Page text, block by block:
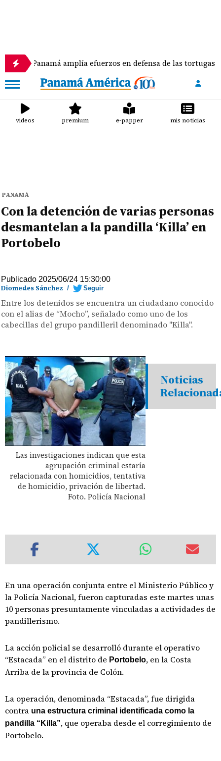
amplía efuerzos en defensa de las tortugas marinas
videos premium e-papper mis noticias
PANAMÁ
Con la detención de varias personas
desmantelan a la pandilla ‘Killa’ en
Portobelo
Publicado 2025/06/24 15:30:00
Diomedes Sánchez / Seguir
Entre los detenidos se encuentra un ciudadano conocido
con el alias de “Mocho”, señalado como uno de los
cabecillas del grupo pandilleril denominado "Killa".
Las investigaciones indican que esta
agrupación criminal estaría
relacionada con homicidios, tentativa
de homicidio, privación de libertad.
Foto. Policía Nacional
Noticias
En una operación conjunta entre el Ministerio Público y
la Policía Nacional, fueron capturadas este martes unas
10 personas presuntamente vinculadas a actividades de
pandillerismo.
La acción policial se desarrolló durante el operativo
“Estacada” en el distrito de Portobelo, en la Costa
Arriba de la provincia de Colón.
La operación, denominada “Estacada”, fue dirigida
contra una estructura criminal identificada como la
pandilla “Killa”, que operaba desde el corregimiento de
Portobelo.